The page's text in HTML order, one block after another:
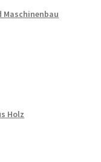
Holz